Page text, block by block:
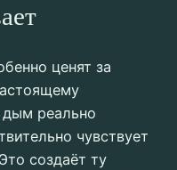
ценят за
реально
чувствует
создаёт ту